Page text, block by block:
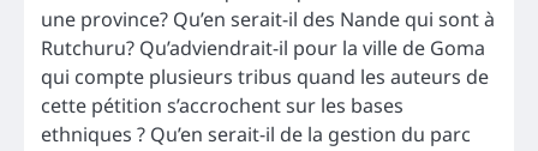
une province? Qu’en serait-il des Nande qui sont à
Rutchuru? Qu’adviendrait-il pour la ville de Goma
qui compte plusieurs tribus quand les auteurs de
cette pétition s’accrochent sur les bases
ethniques ? Qu’en serait-il de la gestion du parc